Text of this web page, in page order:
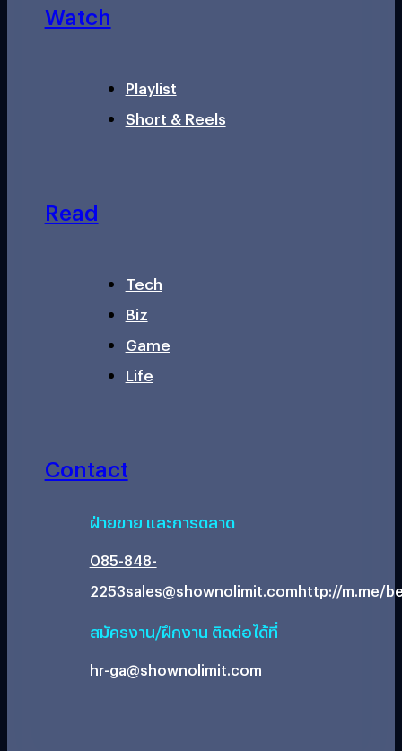
Watch
Playlist
Short & Reels
Read
Tech
Biz
Game
Life
Contact
ฝ่ายขาย และการตลาด
085-848-
2253sales@shownolimit.comhttp://m.me/
สมัครงาน/ฝึกงาน ติดต่อได้ที่
hr-ga@shownolimit.com